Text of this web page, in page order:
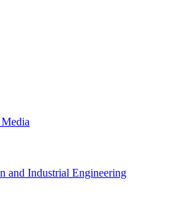
and Industrial Engineering